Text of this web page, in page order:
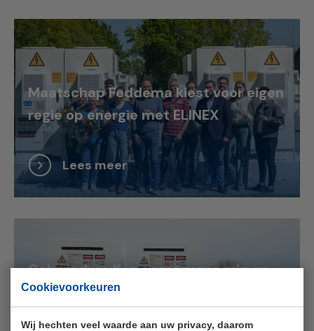
Cookievoorkeuren
Wij hechten veel waarde aan uw privacy, daarom
Maatschap Feddema kiest voor eigen
regie op energie met ELINEX
Lees meer
Gebroeders Kos oogst meer grip op
energie met batterijopslag van